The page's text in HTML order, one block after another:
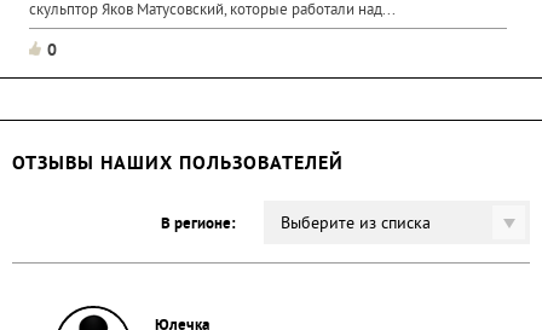
скульптор Яков Матусовский, которые работали над...
0
ОТЗЫВЫ НАШИХ ПОЛЬЗОВАТЕЛЕЙ
В регионе: Выберите из списка